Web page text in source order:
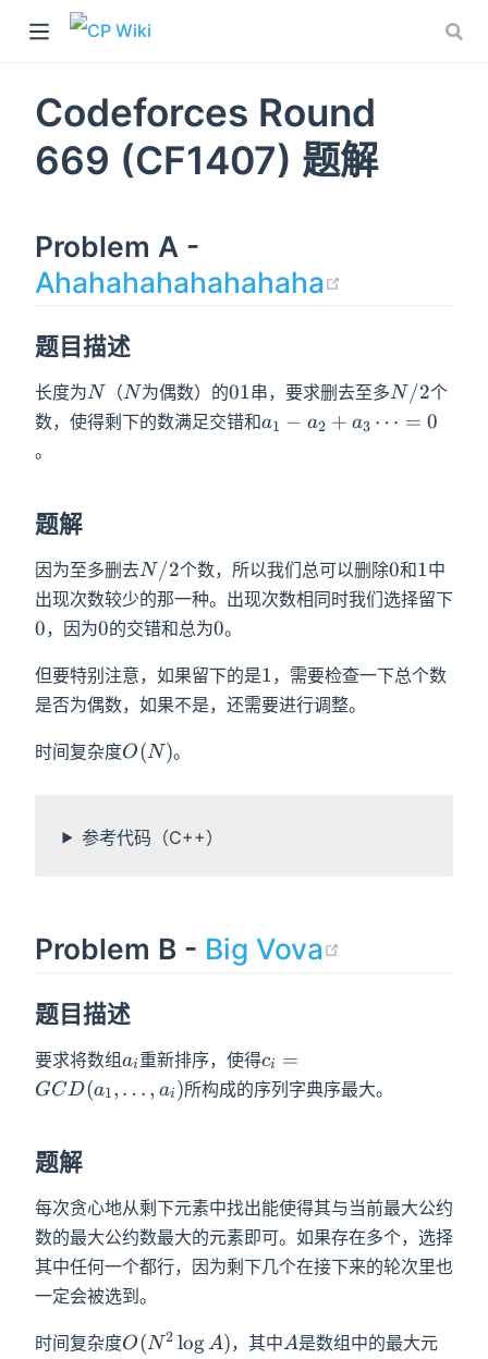
Codeforces Round
669 (CF1407) 题解
Problem A -
Ahahahahahahahaha
题目描述
长度为 N
N （N
N为偶数）的01
01串，要求删去至多N/2
N /2个
数，使得剩下的数满足交错和a_1-
a1 − a2 + a3 ⋯ = 0
。
题解
因为至多删去N/2
N /2个数，所以我们总可以删除0
0和1
1中
出现次数较少的那一种。出现次数相同时我们选择留下
0，因为0
0的交错和总为0
0。
但要特别注意，如果留下的是1
1 ，需要检查一下总个数
是否为偶数，如果不是，还需要进行调整。
时间复杂度O(N)
O(N)。
参考代码（C++）
Problem B - Big Vova
题目描述
要求将数组a_i
ai 重新排序，使得c_i=GCD(a_1,\dots,a_i)
ci =
GCD(a1, … , ai )所构成的序列字典序最大。
题解
每次贪心地从剩下元素中找出能使得其与当前最大公约
数的最大公约数最大的元素即可。如果存在多个，选择
其中任何一个都行，因为剩下几个在接下来的轮次里也
一定会被选到。
时间复杂度O(N^2\log
O(N2 log A)，其中 A
A是数组中的最大元